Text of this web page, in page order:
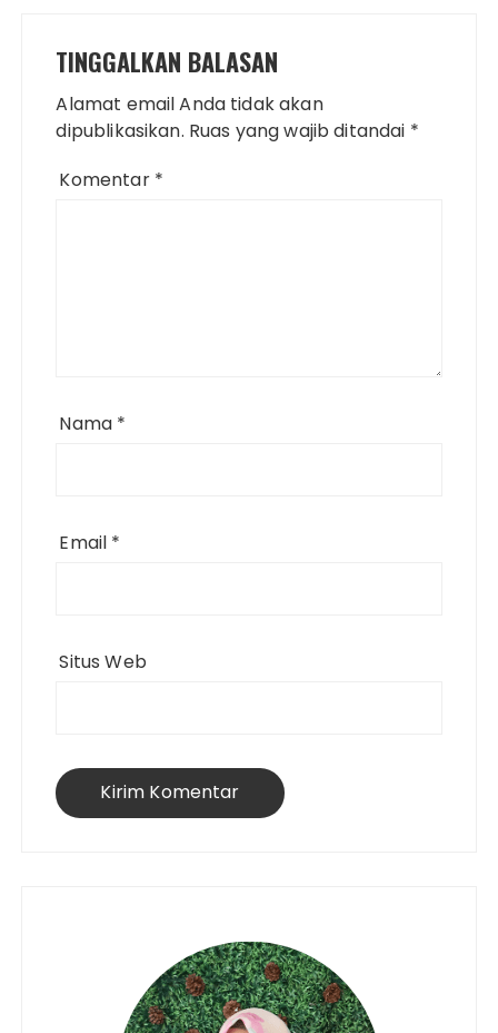
TINGGALKAN BALASAN
Alamat email Anda tidak akan
dipublikasikan. Ruas yang wajib ditandai *
Komentar *
Nama *
Email *
Situs Web